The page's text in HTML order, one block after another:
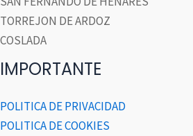
TORREJON DE ARDOZ
COSLADA
IMPORTANTE
POLITICA DE PRIVACIDAD
POLITICA DE COOKIES